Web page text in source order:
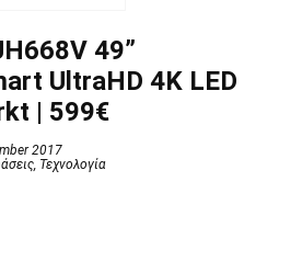
49”
UltraHD 4K LED
| 599€
2017
, Τεχνολογία